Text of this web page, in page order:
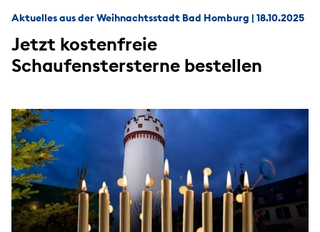
Aktuelles aus der Weihnachtsstadt Bad Homburg | 18.10.2025
Jetzt kostenfreie
Schaufenstersterne bestellen